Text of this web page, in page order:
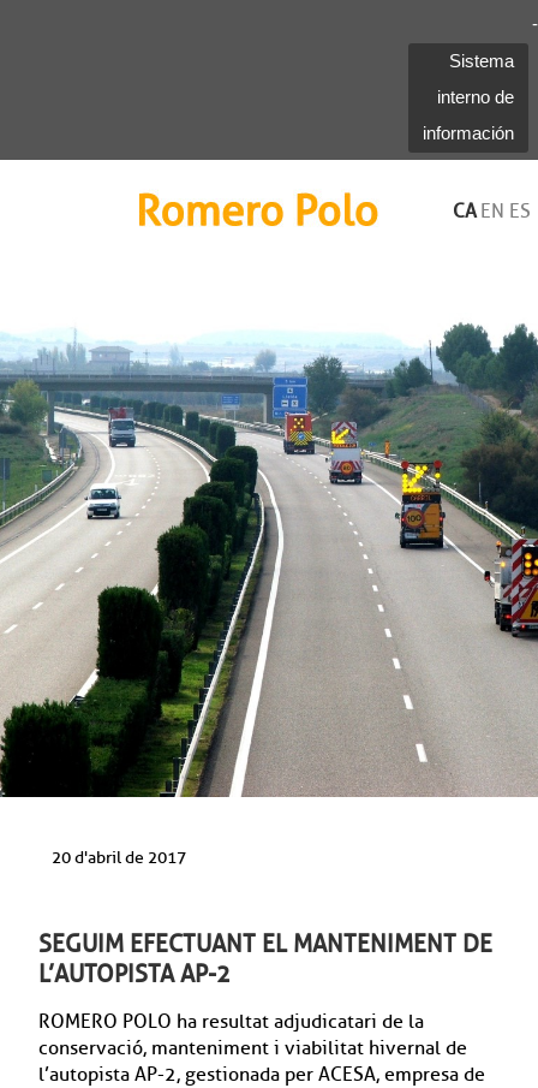
-
Sistema
interno de
información
Romero Polo CAEN ES
20 d'abril de 2017
SEGUIM EFECTUANT EL MANTENIMENT DE
L’AUTOPISTA AP-2
ROMERO POLO ha resultat adjudicatari de la
conservació, manteniment i viabilitat hivernal de
l’autopista AP-2, gestionada per ACESA, empresa de